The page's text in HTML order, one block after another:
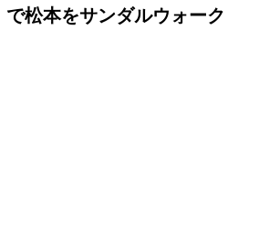
松本をサンダルウォーク